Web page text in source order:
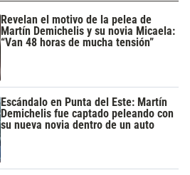
Revelan el motivo de la pelea de
Martín Demichelis y su novia Micaela:
“Van 48 horas de mucha tensión”
Escándalo en Punta del Este: Martín
Demichelis fue captado peleando con
su nueva novia dentro de un auto